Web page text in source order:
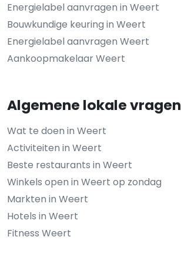
Energielabel aanvragen in Weert
Bouwkundige keuring in Weert
Energielabel aanvragen Weert
Aankoopmakelaar Weert
Algemene lokale vragen
Wat te doen in Weert
Activiteiten in Weert
Beste restaurants in Weert
Winkels open in Weert op zondag
Markten in Weert
Hotels in Weert
Fitness Weert